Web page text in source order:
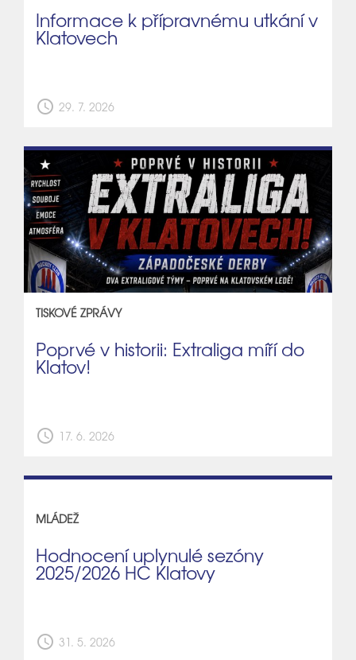
Informace k přípravnému utkání v
Klatovech
schedule 29. 7. 2026
TISKOVÉ ZPRÁVY
Poprvé v historii: Extraliga míří do
Klatov!
schedule 17. 6. 2026
MLÁDEŽ
Hodnocení uplynulé sezóny
2025/2026 HC Klatovy
schedule 31. 5. 2026